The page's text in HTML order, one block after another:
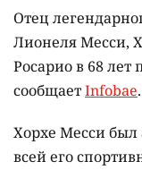
Отец
Лионеля Месси,
Росарио в 68 лет
сообщаетInfobae.
Хорхе Месси
всей его